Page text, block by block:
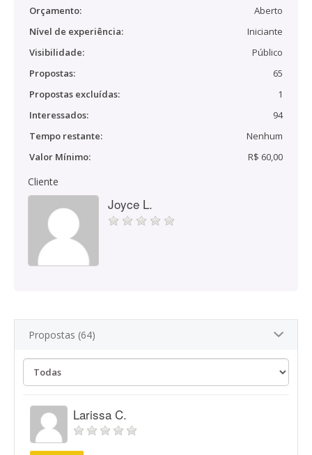
Orçamento:
Aberto
Nível de experiência:
Iniciante
Visibilidade:
Público
Propostas:
65
Propostas excluídas:
1
Interessados:
94
Tempo restante:
Nenhum
Valor Mínimo:
R$ 60,00
Cliente
Joyce L.
Propostas (64)
Larissa C.